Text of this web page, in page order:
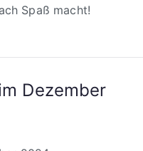
Spaß macht!
Dezember